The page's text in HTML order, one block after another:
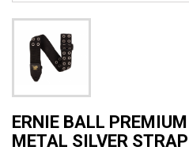
ERNIE BALL
METAL SILVER STRAP